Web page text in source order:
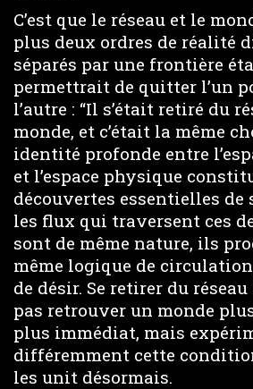
C’est que le réseau et le
plus deux ordres de réalité
séparés par une frontière
permettrait de quitter l’un
l’autre : “Il s’était retiré du
monde, et c’était la même
identité profonde entre
et l’espace physique
découvertes essentielles de
les flux qui traversent ces
sont de même nature, ils
même logique de
de désir. Se retirer du
pas retrouver un monde
plus immédiat, mais
différemment cette
les unit désormais.